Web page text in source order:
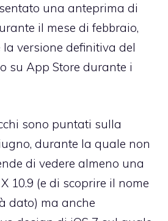
una anteprima di
il mese di febbraio,
versione definitiva del
su App Store durante i
sono puntati sulla
, durante la quale non
di vedere almeno una
10.9 (e di scoprire il nome
dato) ma anche